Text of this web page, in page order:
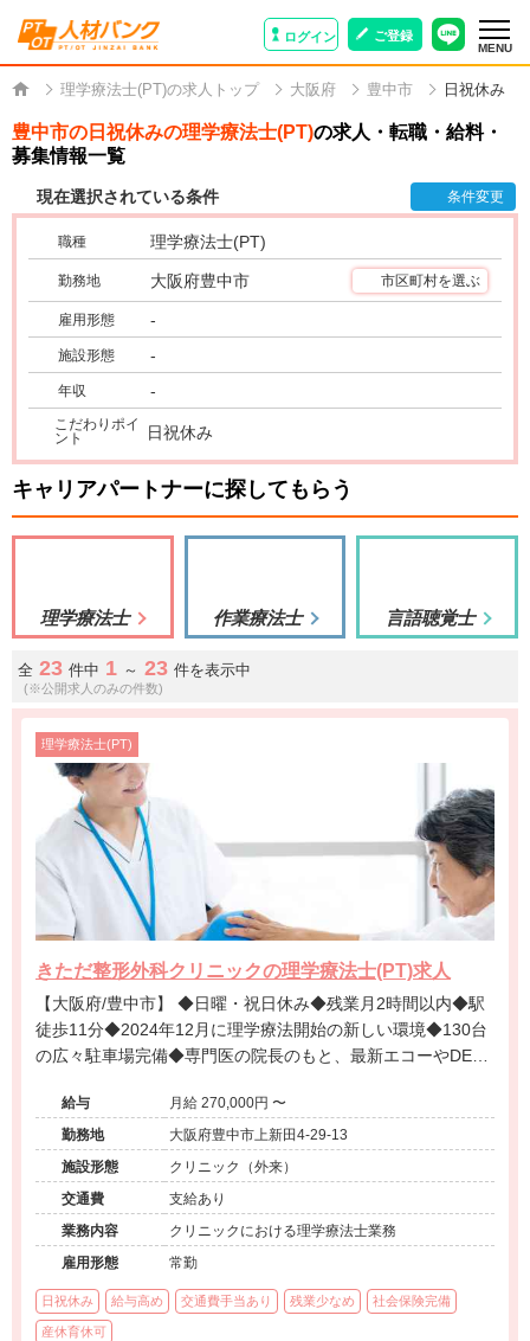
ログイン ご登録
MENU
理学療法士(PT)の求人トップ 大阪府 豊中市 日祝休み
豊中市の日祝休みの理学療法士(PT)の求人・転職・給料・
募集情報一覧
現在選択されている条件 条件変更
職種 理学療法士(PT)
勤務地 大阪府豊中市 市区町村を選ぶ
雇用形態 -
施設形態 -
年収 -
こだわりポイ
ント
日祝休み
キャリアパートナーに探してもらう
理学療法士 作業療法士 言語聴覚士
全 23 件中 1 ～ 23 件を表示中
(※公開求人のみの件数)
理学療法士(PT)
きただ整形外科クリニックの理学療法士(PT)求人
【大阪府/豊中市】 ◆日曜・祝日休み◆残業月2時間以内◆駅
徒歩11分◆2024年12月に理学療法開始の新しい環境◆130台
の広々駐車場完備◆専門医の院長のもと、最新エコーやDEXA
給与
月給 270,000円 〜
勤務地
大阪府豊中市上新田4-29-13
施設形態
クリニック（外来）
交通費
支給あり
業務内容
クリニックにおける理学療法士業務
雇用形態
常勤
日祝休み 給与高め 交通費手当あり 残業少なめ 社会保険完備
産休育休可